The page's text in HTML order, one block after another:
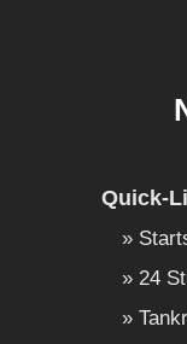
Quick-
24